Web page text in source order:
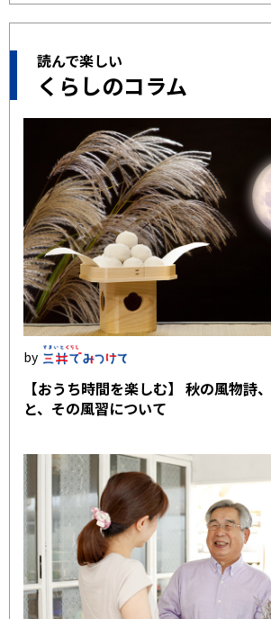
読んで楽しい
くらしのコラム
【おうち時間を楽しむ】 秋の風物詩
と、その風習について